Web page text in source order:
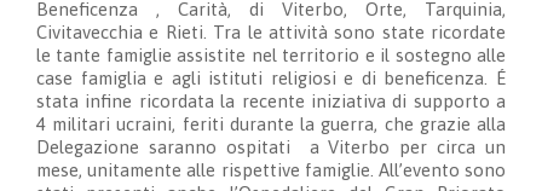
Beneficenza , Carità, di Viterbo, Orte, Tarquinia,
Civitavecchia e Rieti. Tra le attività sono state ricordate
le tante famiglie assistite nel territorio e il sostegno alle
case famiglia e agli istituti religiosi e di beneficenza. É
stata infine ricordata la recente iniziativa di supporto a
4 militari ucraini, feriti durante la guerra, che grazie alla
Delegazione saranno ospitati a Viterbo per circa un
mese, unitamente alle rispettive famiglie. All’evento sono